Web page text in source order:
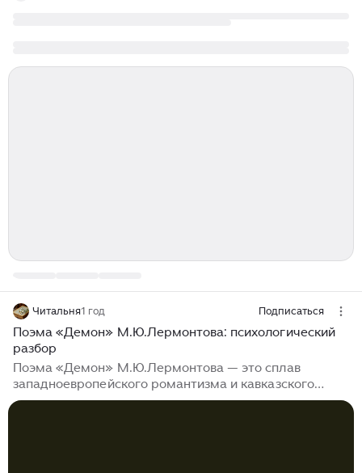
Читальня1 год Подписаться
Поэма «Демон» М.Ю.Лермонтова: психологический
разбор
Поэма «Демон» М.Ю.Лермонтова — это сплав
западноевропейского романтизма и кавказского
колорита, пропущенный через призму личных